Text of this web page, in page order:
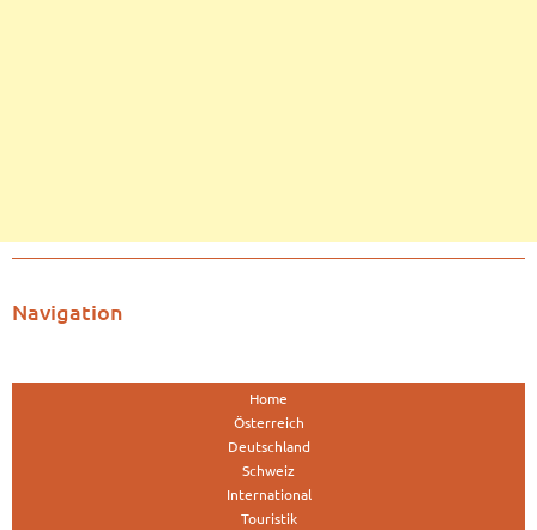
Navigation
Home
Österreich
Deutschland
Schweiz
International
Touristik